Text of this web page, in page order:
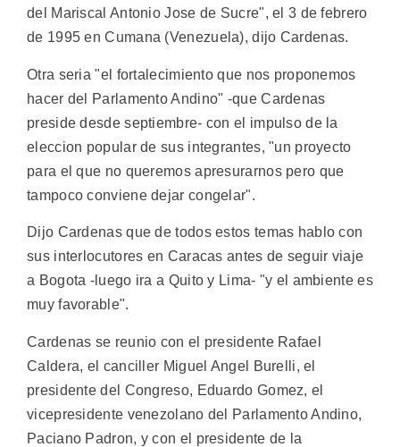
del Mariscal Antonio Jose de Sucre", el 3 de febrero
de 1995 en Cumana (Venezuela), dijo Cardenas.
Otra seria "el fortalecimiento que nos proponemos
hacer del Parlamento Andino" -que Cardenas
preside desde septiembre- con el impulso de la
eleccion popular de sus integrantes, "un proyecto
para el que no queremos apresurarnos pero que
tampoco conviene dejar congelar".
Dijo Cardenas que de todos estos temas hablo con
sus interlocutores en Caracas antes de seguir viaje
a Bogota -luego ira a Quito y Lima- "y el ambiente es
muy favorable".
Cardenas se reunio con el presidente Rafael
Caldera, el canciller Miguel Angel Burelli, el
presidente del Congreso, Eduardo Gomez, el
vicepresidente venezolano del Parlamento Andino,
Paciano Padron, y con el presidente de la